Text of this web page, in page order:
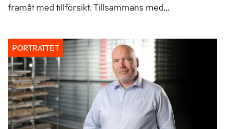
framåt med tillförsikt. Tillsammans med...
PORTRÄTTET